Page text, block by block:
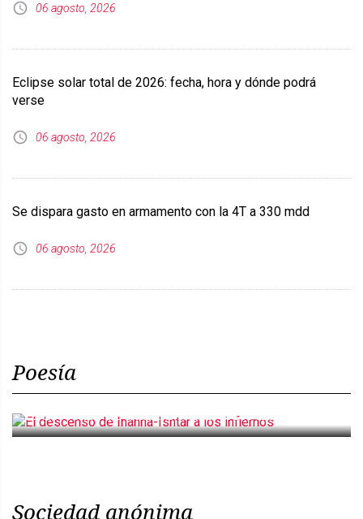
06 agosto, 2026
Eclipse solar total de 2026: fecha, hora y dónde podrá
verse
06 agosto, 2026
Se dispara gasto en armamento con la 4T a 330 mdd
06 agosto, 2026
Poesía
El descenso de Inanna-Ishtar a los infiernos
Sociedad anónima